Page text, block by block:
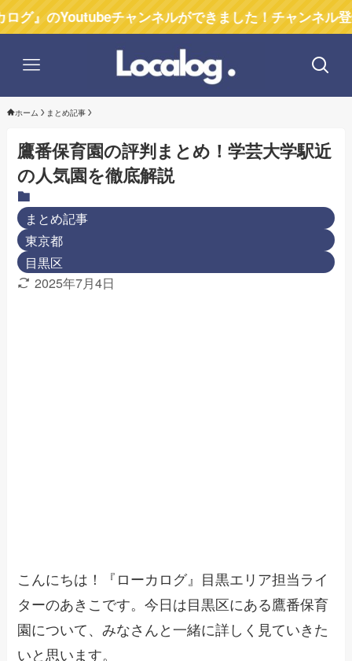
チャンネルができました！チャンネル登録お願い
ホーム まとめ記事
鷹番保育園の評判まとめ！学芸大学駅近
の人気園を徹底解説
まとめ記事
東京都
目黒区
2025年7月4日
こんにちは！『ローカログ』目黒エリア担当ライ
ターのあきこです。今日は目黒区にある鷹番保育
園について、みなさんと一緒に詳しく見ていきた
いと思います。